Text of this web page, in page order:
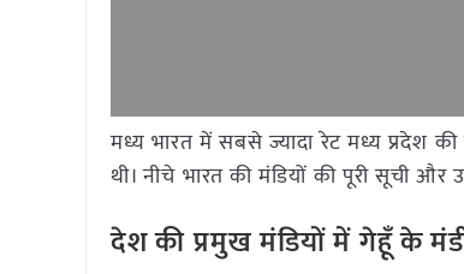
मध्य भारत में सबसे ज्यादा रेट मध्य
थी। नीचे भारत की मंडियों की पूरी सूची
देश की प्रमुख मंडियों में गेहूँ के